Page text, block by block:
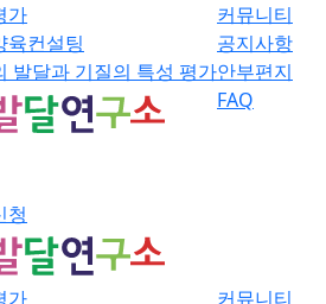
가
육컨설팅
발달과 기질의 특성 평가
커뮤니티
공지사항
안부편지
FAQ
청
가
커뮤니티